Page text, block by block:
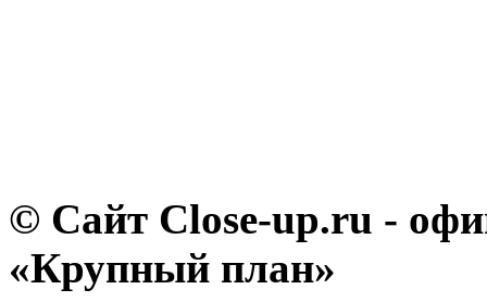
© Сайт Close-up.ru -
«Крупный план»